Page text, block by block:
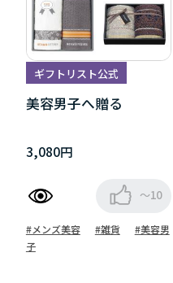
ギフトリスト公式
美容男子へ贈る
3,080円
～10
#メンズ美容 #雑貨
#美容男
子